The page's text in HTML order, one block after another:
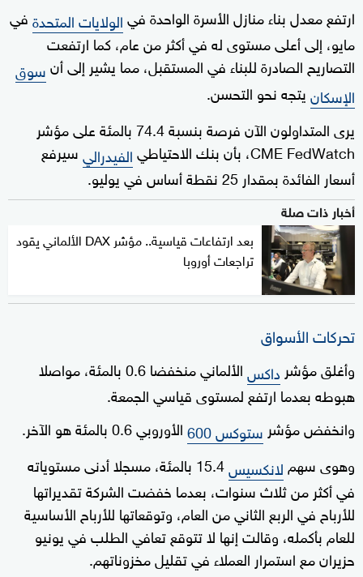
ارتفع معدل بناء منازل الأسرة الواحدة فيالولايات المتحدةفي
مايو، إلى أعلى مستوى له في أكثر من عام، كما ارتفعت
التصاريح الصادرة للبناء في المستقبل، مما يشير إلى أنسوق
الإسكانيتجه نحو التحسن.
يرى المتداولون الآن فرصة بنسبة 74.4 بالمئة على مؤشر
CME FedWatch، بأن بنك الاحتياطي
الفيدراليسيرفع
أسعار الفائدة بمقدار 25 نقطة أساس في يوليو.
أخبار ذات صلة
بعد ارتفاعات قياسية.. مؤشر DAX الألماني يقود
تراجعات أوروبا
تحركات الأسواق
وأغلق مؤشر داكس
الألماني منخفضا 0.6 بالمئة، مواصلا
هبوطه بعدما ارتفع لمستوى قياسي الجمعة.
وانخفض مؤشر ستوكس 600
الأوروبي 0.6 بالمئة هو الآخر.
وهوى سهم لانكسيس
15.4 بالمئة، مسجلا أدنى مستوياته
في أكثر من ثلاث سنوات، بعدما خفضت الشركة تقديراتها
للأرباح في الربع الثاني من العام، وتوقعاتها للأرباح الأساسية
للعام بأكمله، وقالت إنها لا تتوقع تعافي الطلب في يونيو
حزيران مع استمرار العملاء في تقليل مخزوناتهم.